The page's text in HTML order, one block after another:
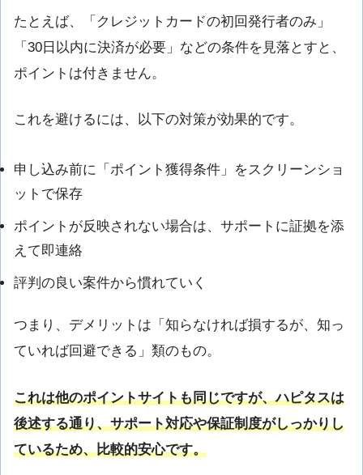
たとえば、「クレジットカードの初回発行者のみ」
「30日以内に決済が必要」などの条件を見落とすと、
ポイントは付きません。
これを避けるには、以下の対策が効果的です。
申し込み前に「ポイント獲得条件」をスクリーンショ
ットで保存
ポイントが反映されない場合は、サポートに証拠を添
えて即連絡
評判の良い案件から慣れていく
つまり、デメリットは「知らなければ損するが、知っ
ていれば回避できる」類のもの。
これは他のポイントサイトも同じですが、ハピタスは
後述する通り、サポート対応や保証制度がしっかりし
ているため、比較的安心です。